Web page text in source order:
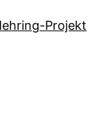
Projekt